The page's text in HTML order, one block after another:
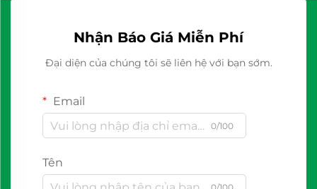
Nhận Báo Giá Miễn Phí
Đại diện của chúng tôi sẽ liên hệ với bạn sớm.
Email
0/100
Tên